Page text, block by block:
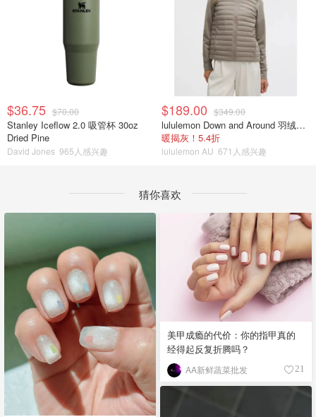
$36.75 $70.00
Stanley Iceflow 2.0 吸管杯 30oz
Dried Pine
David Jones 965人感兴趣
$189.00 $349.00
lululemon Down and Around 羽绒夹克
暖揭灰！5.4折
lululemon AU 671人感兴趣
猜你喜欢
美甲成瘾的代价：你的指甲真的
经得起反复折腾吗？
AA新鲜蔬菜批发 21